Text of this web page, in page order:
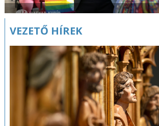
VEZETŐ HÍREK